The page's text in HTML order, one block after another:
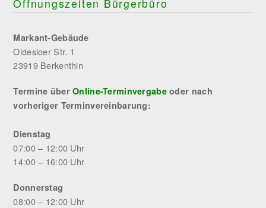
Öffnungszeiten Bürgerbüro
Markant-Gebäude
Oldesloer Str. 1
23919 Berkenthin
Termine überOnline-Terminvergabeoder nach
vorheriger Terminvereinbarung:
Dienstag
07:00 – 12:00 Uhr
14:00 – 16:00 Uhr
Donnerstag
08:00 – 12:00 Uhr